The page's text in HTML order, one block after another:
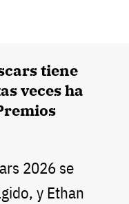
tiene
veces ha
2026 se
y Ethan